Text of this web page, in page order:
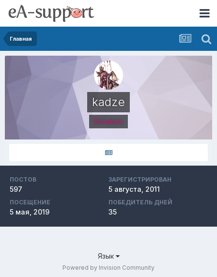
Главная
kadze
Donators
ПОСТОВ
597
ЗАРЕГИСТРИРОВАН
5 августа, 2011
ПОСЕЩЕНИЕ
5 мая, 2019
ПОБЕДИТЕЛЬ ДНЕЙ
35
Язык
Powered by Invision Community